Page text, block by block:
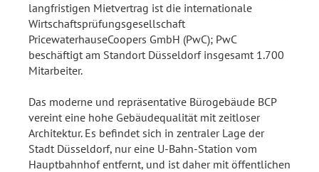
langfristigen Mietvertrag ist die internationale
Wirtschaftsprüfungsgesellschaft
PricewaterhauseCoopers GmbH (PwC); PwC
beschäftigt am Standort Düsseldorf insgesamt 1.700
Mitarbeiter.
Das moderne und repräsentative Bürogebäude BCP
vereint eine hohe Gebäudequalität mit zeitloser
Architektur. Es befindet sich in zentraler Lage der
Stadt Düsseldorf, nur eine U-Bahn-Station vom
Hauptbahnhof entfernt, und ist daher mit öffentlichen